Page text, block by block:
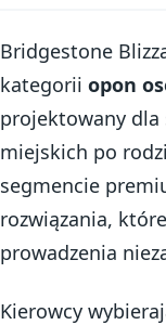
Bridgestone
kategorii opon
projektowany dla
miejskich po
segmencie
rozwiązania,
prowadzenia
Kierowcy